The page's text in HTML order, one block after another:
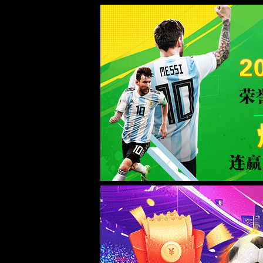
Milan米兰|中国有限公司-官方